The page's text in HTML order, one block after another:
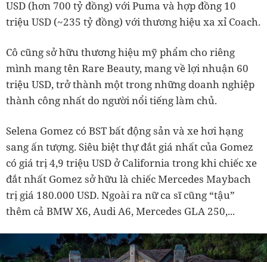
USD (hơn 700 tỷ đồng) với Puma và hợp đồng 10
triệu USD (~235 tỷ đồng) với thương hiệu xa xỉ Coach.
Cô cũng sở hữu thương hiệu mỹ phẩm cho riêng
mình mang tên Rare Beauty, mang về lợi nhuận 60
triệu USD, trở thành một trong những doanh nghiệp
thành công nhất do người nổi tiếng làm chủ.
Selena Gomez có BST bất động sản và xe hơi hạng
sang ấn tượng. Siêu biệt thự đắt giá nhất của Gomez
có giá trị 4,9 triệu USD ở California trong khi chiếc xe
đắt nhất Gomez sở hữu là chiếc Mercedes Maybach
trị giá 180.000 USD. Ngoài ra nữ ca sĩ cũng “tậu”
thêm cả BMW X6, Audi A6, Mercedes GLA 250,...